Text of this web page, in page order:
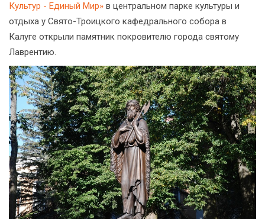
Культур - Единый Мир» в центральном парке культуры и
отдыха у Свято-Троицкого кафедрального собора в
Калуге открыли памятник покровителю города святому
Лаврентию.